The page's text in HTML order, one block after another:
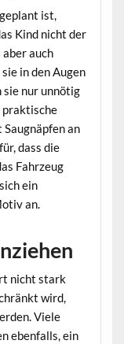
ist,
Kind nicht der
auch
in den Augen
sie nur unnötig
praktische
an
dass die
Fahrzeug
ein
an.
nicht stark
wird,
Viele
ebenfalls, ein